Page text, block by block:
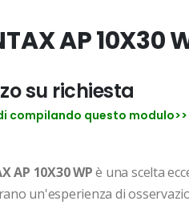
AP 10X30
su richiesta
compilando questo modulo>>
AP 10X30 WPè una scelta
un'esperienza di